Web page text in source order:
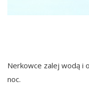
Nerkowce zalej wodą i
noc.